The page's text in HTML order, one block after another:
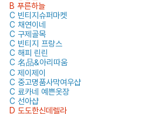
B 푸른하늘
C 빈티지슈퍼마켓
C 채연이네
C 구제골목
C 빈티지 프랑스
C 해피 린린
C 名品&아리따움
C 제이제이
C 중고명품사막여우샵
C 료카네 예쁜옷장
C 선아샵
D 도도한신데렐라